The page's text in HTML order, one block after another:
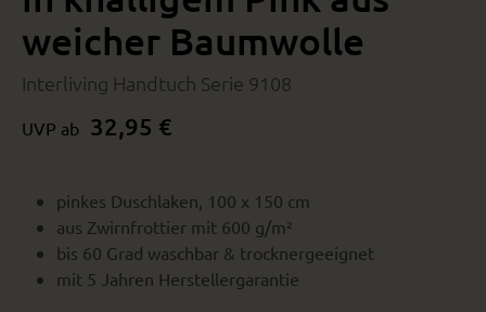
weicher Baumwolle
Interliving Handtuch Serie 9108
UVP ab 32,95 €
pinkes Duschlaken, 100 x 150 cm
aus Zwirnfrottier mit 600 g/m²
bis 60 Grad waschbar & trocknergeeignet
mit 5 Jahren Herstellergarantie